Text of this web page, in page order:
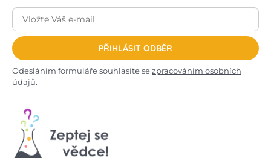
PŘIHLÁSIT ODBĚR
Odesláním formuláře souhlasíte sezpracováním osobních
údajů.